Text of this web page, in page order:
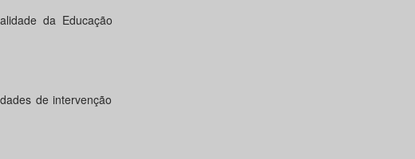
da Educação
de intervenção